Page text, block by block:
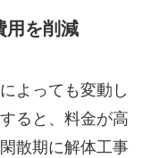
用を削減
よっても変動し
ると、料金が高
散期に解体工事